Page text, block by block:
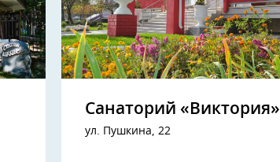
Санаторий «Виктория»
ул. Пушкина, 22